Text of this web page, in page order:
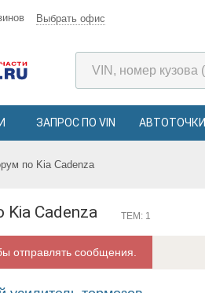
Выбрать офис
ЗАПРОС ПО VIN АВТОТОЧКИ
по Kia Cadenza
Cadenza ТЕМ: 1
отправлять сообщения.